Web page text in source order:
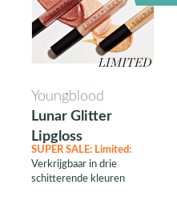
Youngblood
Lunar Glitter
Lipgloss
SUPER SALE: Limited:
Verkrijgbaar in drie
schitterende kleuren